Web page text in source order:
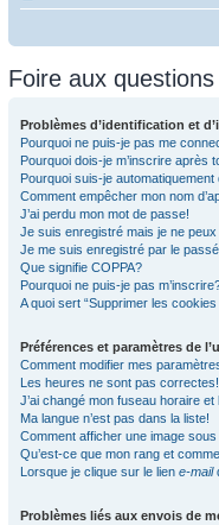
Foire aux
Problèmes d’identification et
Pourquoi ne puis-je pas me
Pourquoi dois-je m’inscrire après
Pourquoi suis-je
Comment empêcher mon nom
J’ai perdu mon mot de passe!
Je suis enregistré mais je ne
Je me suis enregistré par le
Que signifie COPPA?
Pourquoi ne puis-je pas
A quoi sert “Supprimer les cookies
Préférences et paramètres de
Comment modifier mes
Les heures ne sont pas correctes!
J’ai changé mon fuseau horaire
Ma langue n’est pas dans la liste!
Comment afficher une image
Qu’est-ce que mon rang et
Lorsque je clique sur le lien e-mail
Problèmes liés aux envois de